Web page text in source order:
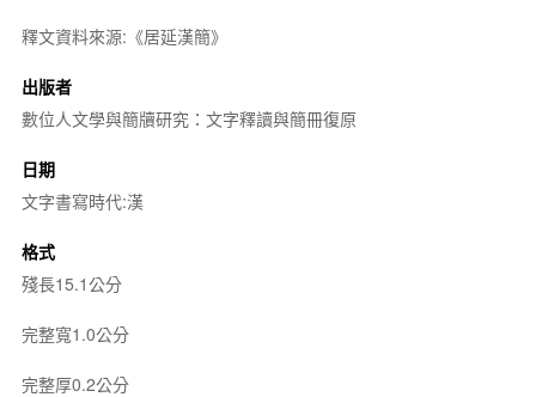
釋文資料來源:《居延漢簡》
出版者
數位人文學與簡牘研究：文字釋讀與簡冊復原
日期
文字書寫時代:漢
格式
殘長15.1公分
完整寬1.0公分
完整厚0.2公分